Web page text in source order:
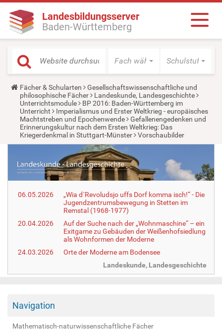
Landesbildungsserver
Baden-Württemberg
Fach wählen Schulstufe
Y
o
u
a
r
e
h
e
:
Fächer & Schularten
Gesellschaftswissenschaftliche und
philosophische Fächer
Landeskunde, Landesgeschichte
Unterrichtsmodule
BP 2016: Baden-Württemberg im
Unterricht
Imperialismus und Erster Weltkrieg - europäisches
Machtstreben und Epochenwende
Gefallenengedenken und
Erinnerungskultur nach dem Ersten Weltkrieg: Das
Kriegerdenkmal in Stuttgart-Münster
Vorschaubilder
06.05.2026
„Wia d´Revoludsjo uffs Dorf komma isch!“ - Die
Jugendzentrumsbewegung in Stetten im
Remstal (1968-1977)
20.04.2026
Auf der Suche nach der „Wohnmaschine“ – ein
Exitgame zu Gebäuden der Weißenhofsiedlung
als Wohnformen der Moderne
24.03.2026
Orte der Moderne am Bodensee
Landeskunde, Landesgeschichte
Navigation
Mathematisch-naturwissenschaftliche Fächer